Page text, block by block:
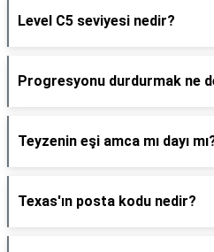
Level C5 seviyesi nedir?
Progresyonu durdurmak ne
Teyzenin eşi amca mı dayı
Texas'ın posta kodu nedir?